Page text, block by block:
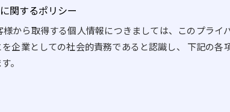
関するポリシー
から取得する個人情報につきましては、このプライ
企業としての社会的責務であると認識し、 下記の各
。